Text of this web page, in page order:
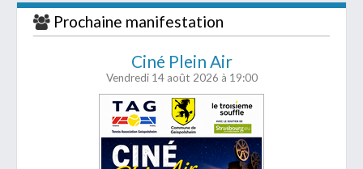
Prochaine manifestation
Ciné Plein Air
Vendredi 14 août 2026 à 19:00